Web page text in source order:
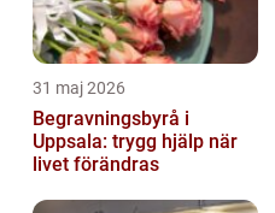
31 maj 2026
Begravningsbyrå i
Uppsala: trygg hjälp när
livet förändras